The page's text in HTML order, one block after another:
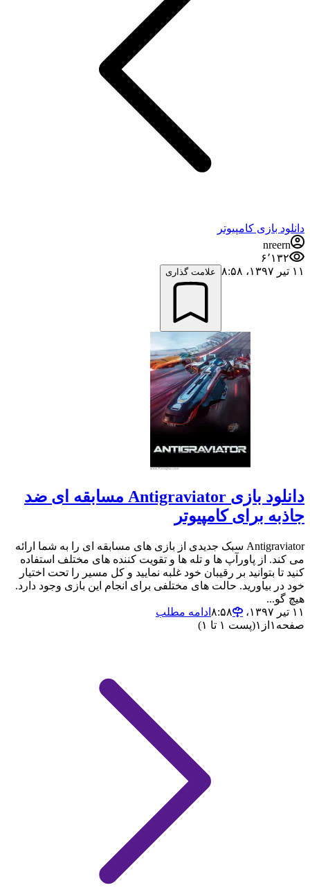
دانلود بازی کامپیوتر
nreern
۶٬۱۳۲
۱۱ تیر ۱۳۹۷،‏ ۸:۵۸
علامت گذاری
دانلود بازی Antigraviator مسابقه ای ضد
جاذبه برای کامپیوتر
Antigraviator سبک جدیدی از بازی های مسابقه ای را به شما ارائه
می کند. از پاورآپ ها و تله ها و تقویت کننده های مختلف استفاده
کنید تا بتوانید بر رقیبان خود غلبه نمایید و کل مسیر را تحت اختیار
خود در بیاورید. حالت های مختلفی برای انجام این بازی وجود دارد.
هیچ گو...
۱۱ تیر ۱۳۹۷،‏ ۸:۵۸
ادامه مطلب
صفحه ۱ از ۱(پست ۱ تا ۱)